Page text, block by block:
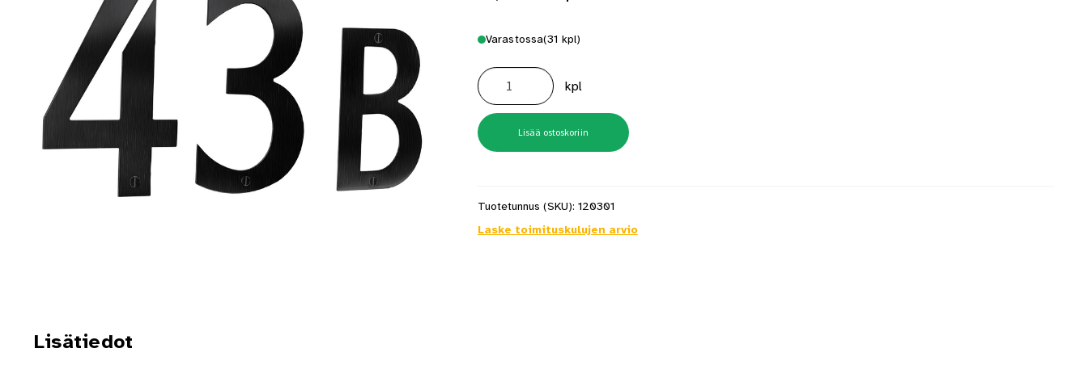
Varastossa(31 kpl)
Numero
1
BB
Musta
Rst
määrä
kpl
Lisää ostoskoriin
Tuotetunnus (SKU): 120301
Laske toimituskulujen arvio
Lisätiedot